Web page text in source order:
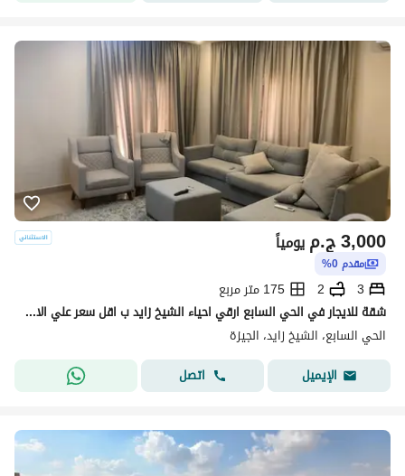
ج.م3,000 يومياً
مقدم 0%
3
2
175 متر مربع
شقة للايجار في الحي السابع ارقي احياء الشيخ زايد ب اقل سعر علي الاطلاق مفروشة ومكيفة
الحي السابع، الشيخ زايد، الجيزة
الإيميل
اتصل